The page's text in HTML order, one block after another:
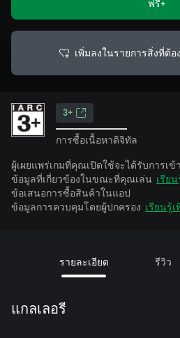
ฟรี+
เพิ่มลงในรายการสิ่งที่ต้อ
3+
การซื้อเนื้อหาดิจิทัล
ผู้เผยแพร่เกมที่คุณเปิดใช้จะได้รับการเ
ข้อมูลที่เกี่ยวข้องในขณะที่คุณเล่น เรีย
ข้อเสนอการซื้อสินค้าในแอป
ข้อมูลการควบคุมโดยผู้ปกครอง เรียนรู้
รายละเอียด รีวิว
แกลเลอรี